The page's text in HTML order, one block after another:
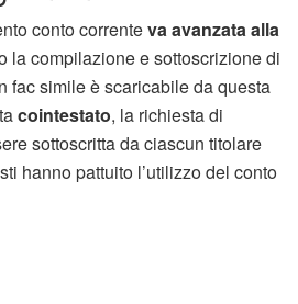
conto correnteva avanzata alla
la compilazione e sottoscrizione di
fac simile è scaricabile da questa
cointestato, la richiesta di
sottoscritta da ciascun titolare
hanno pattuito l’utilizzo del conto